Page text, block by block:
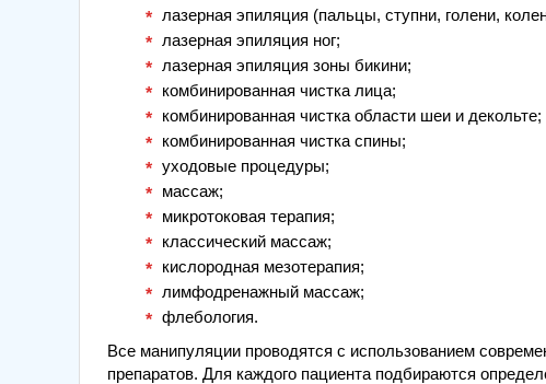
лазерная эпиляция (пальцы, ступни, голени,
лазерная эпиляция ног;
лазерная эпиляция зоны бикини;
комбинированная чистка лица;
комбинированная чистка области шеи и декольте;
комбинированная чистка спины;
уходовые процедуры;
массаж;
микротоковая терапия;
классический массаж;
кислородная мезотерапия;
лимфодренажный массаж;
флебология.
Все манипуляции проводятся с использованием
препаратов. Для каждого пациента подбираются